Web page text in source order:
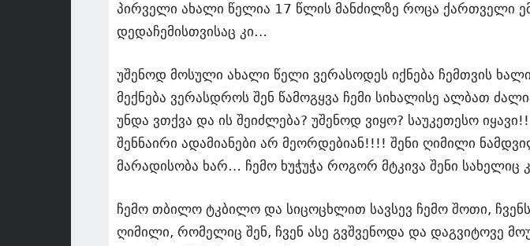
პირველი ახალი წელია 17 წლის მანძილზე როცა ქართველი
დედაჩემისთვისაც კი…
უშენოდ მოსული ახალი წელი ვერასოდეს იქნება ჩემთვის
მექნება ვერასდროს შენ წამოგყვა ჩემი სიხალისე ალბათ
უნდა ვთქვა და ის შეიძლება? უშენოდ ვიყო? საუკეთესო
შენნაირი ადამიანები არ მეორდებიან!!!! შენი ღიმილი
მარადისობა ხარ… ჩემო ხუჭუჭა როგორ მტკივა შენი სახელიც
ჩემო თბილო ტკბილო და სიცოცხლით სავსევ ჩემო შოთი,
ღიმილი, რომელიც შენ, ჩვენ ასე გვშვენოდა და დაგვიტოვე